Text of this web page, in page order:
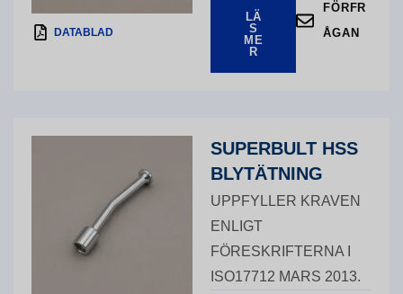
DATABLAD
LÄ
S
ME
R
FÖRFR
ÅGAN
SUPERBULT HSS
BLYTÄTNING
UPPFYLLER KRAVEN
ENLIGT
FÖRESKRIFTERNA I
ISO17712 MARS 2013.